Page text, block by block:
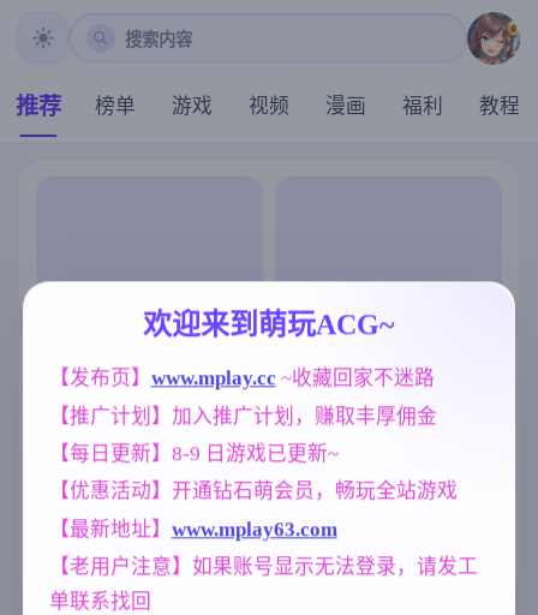
搜索内容
推荐 榜单 游戏 视频 漫画 福利 教程
欢迎来到萌玩ACG~
【发布页】 www.mplay.cc ~收藏回家不迷路
【推广计划】加入推广计划，赚取丰厚佣金
【每日更新】8-9 日游戏已更新~
【优惠活动】开通钻石萌会员，畅玩全站游戏
【最新地址】 www.mplay63.com
【老用户注意】如果账号显示无法登录，请发工
单联系找回